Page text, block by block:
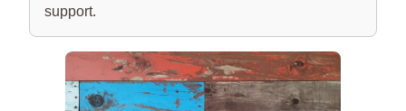
support.